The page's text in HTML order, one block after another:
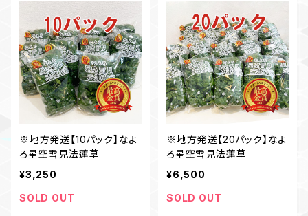
※地方発送【10パック】なよ
ろ星空雪見法蓮草
¥3,250
SOLD OUT
※地方発送【20パック】なよ
ろ星空雪見法蓮草
¥6,500
SOLD OUT